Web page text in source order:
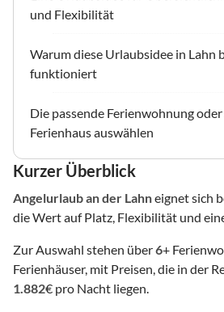
und Flexibilität
Warum diese Urlaubsidee in Lahn
funktioniert
Die passende Ferienwohnung
Ferienhaus auswählen
Kurzer Überblick
Angelurlauban der Lahneignet sich
die Wert auf Platz, Flexibilität und
Zur Auswahl stehen über6+
Ferienhäuser, mit Preisen, die in der
1.882€ pro Nacht liegen.